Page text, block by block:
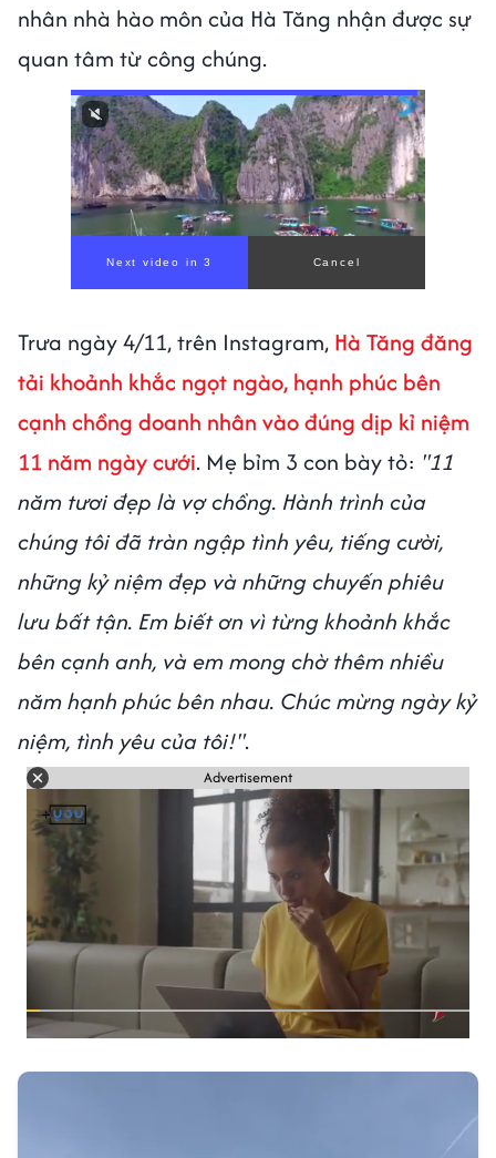
nhân nhà hào môn của Hà Tăng nhận được sự
quan tâm từ công chúng.
Trưa ngày 4/11, trên Instagram, Hà Tăng đăng
tải khoảnh khắc ngọt ngào, hạnh phúc bên
cạnh chồng doanh nhân vào đúng dịp kỉ niệm
11 năm ngày cưới. Mẹ bỉm 3 con bày tỏ: "11
năm tươi đẹp là vợ chồng. Hành trình của
chúng tôi đã tràn ngập tình yêu, tiếng cười,
những kỷ niệm đẹp và những chuyến phiêu
lưu bất tận. Em biết ơn vì từng khoảnh khắc
bên cạnh anh, và em mong chờ thêm nhiều
năm hạnh phúc bên nhau. Chúc mừng ngày kỷ
niệm, tình yêu của tôi!".
Advertisement